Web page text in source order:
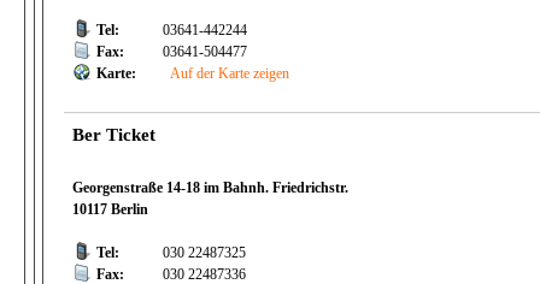
Tel:
03641-442244
Fax:
03641-504477
Karte:
Auf der Karte zeigen
Ber Ticket
Georgenstraße 14-18 im Bahnh. Friedrichstr.
10117 Berlin
Tel:
030 22487325
Fax:
030 22487336